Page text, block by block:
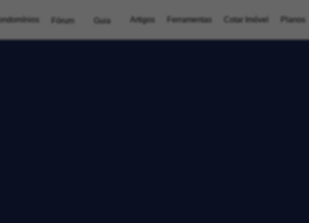
Fórum Guia Artigos Ferramentas Cotar Imóvel Planos